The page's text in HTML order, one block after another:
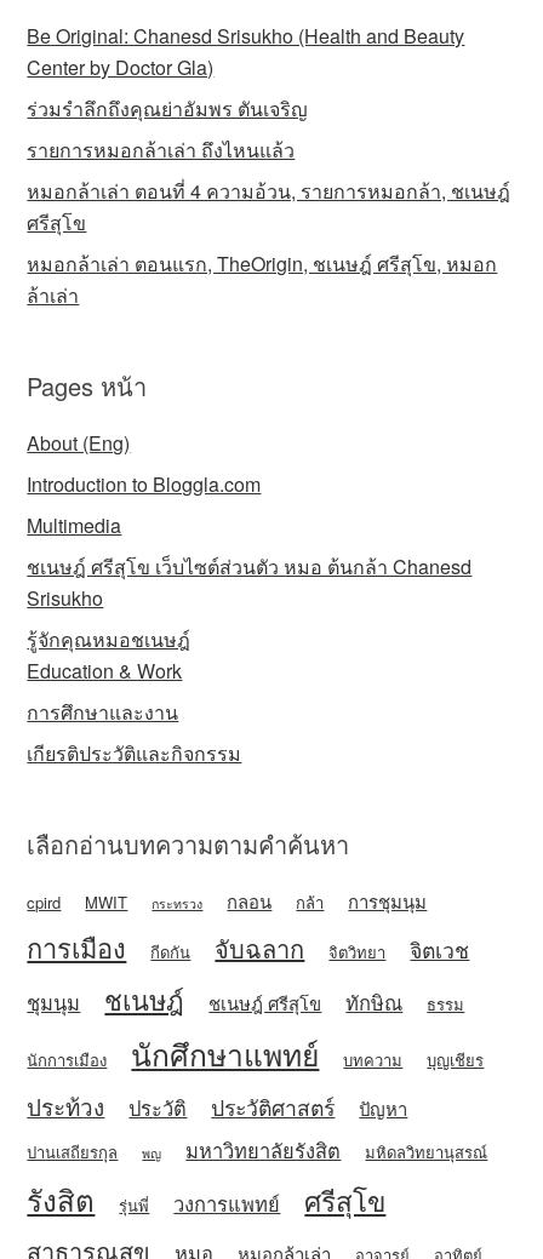
Be Original: Chanesd Srisukho (Health and Beauty
Center by Doctor Gla)
ร่วมรำลึกถึงคุณย่าอัมพร ตันเจริญ
รายการหมอกล้าเล่า ถึงไหนแล้ว
หมอกล้าเล่า ตอนที่ 4 ความอ้วน, รายการหมอกล้า, ชเนษฎ์
ศรีสุโข
หมอกล้าเล่า ตอนแรก, TheOrigin, ชเนษฎ์ ศรีสุโข, หมอก
ล้าเล่า
Pages หน้า
About (Eng)
Introduction to Bloggla.com
Multimedia
ชเนษฎ์ ศรีสุโข เว็บไซต์ส่วนตัว หมอ ต้นกล้า Chanesd
Srisukho
รู้จักคุณหมอชเนษฎ์
Education & Work
การศึกษาและงาน
เกียรติประวัติและกิจกรรม
เลือกอ่านบทความตามคำค้นหา
cpird MWIT กระทรวง กลอน กล้า การชุมนุม
การเมือง กีดกัน จับฉลาก จิตวิทยา จิตเวช
ชุมนุม ชเนษฎ์ ชเนษฎ์ ศรีสุโข ทักษิณ ธรรม
นักการเมือง นักศึกษาแพทย์ บทความ บุญเชียร
ประท้วง ประวัติ ประวัติศาสตร์ ปัญหา
ปานเสถียรกุล พญ มหาวิทยาลัยรังสิต มหิดลวิทยานุสรณ์
รังสิต รุ่นพี่ วงการแพทย์ ศรีสุโข
สาธารณสุข หมอ หมอกล้าเล่า